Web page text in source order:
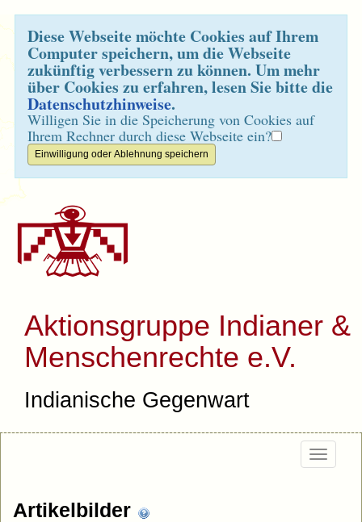
Diese Webseite möchte Cookies auf Ihrem
Computer speichern, um die Webseite
zukünftig verbessern zu können. Um mehr
über Cookies zu erfahren, lesen Sie bitte die
Datenschutzhinweise.
Willigen Sie in die Speicherung von Cookies auf
Ihrem Rechner durch diese Webseite ein?
Aktionsgruppe Indianer &
Menschenrechte e.V.
Indianische Gegenwart
Artikelbilder